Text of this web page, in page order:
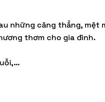
những căng thẳng, mệt
thơm cho gia đình.
Nến thơm Glamor
450.000